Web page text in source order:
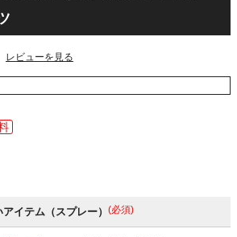
レビューを見る
イテム（スプレー） (必須)